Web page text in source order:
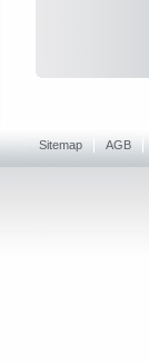
Sitemap AGB